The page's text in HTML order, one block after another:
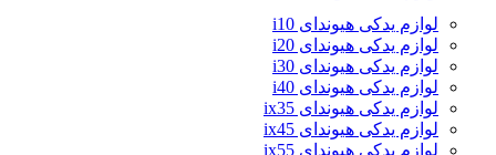
لوازم یدکی هیوندای i10
لوازم یدکی هیوندای i20
لوازم یدکی هیوندای i30
لوازم یدکی هیوندای i40
لوازم یدکی هیوندای ix35
لوازم یدکی هیوندای ix45
لوازم یدکی هیوندای ix55